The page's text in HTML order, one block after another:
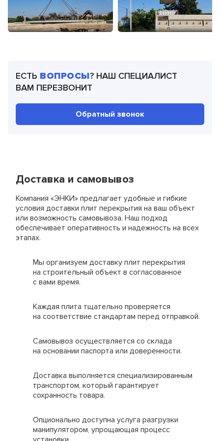
клиенту. Можете
оценить нашу
работу.
на нужных
участках,
обеспечивая
надежность и
устанавливаются
качественное
выполнение
демонстрирует
работу наших
Мы
предлагаем
удобные
ЕСТЬ ВОПРОСЫ? НАШ СПЕЦИАЛИСТ
ВАМ ПЕРЕЗВОНИТ
Обратный звонок
Доставка и самовывоз
Компания «ЭНКИ» предлагает удобные и гибкие
условия доставки плит перекрытия на ваш объект
или возможность самовывоза. Наш подход
обеспечивает оперативность и надежность на всех
этапах.
Мы организуем доставку плит перекрытия
на строительный объект в согласованное
с вами время.
Каждая плита тщательно проверяется
на соответствие стандартам перед отправкой.
Самовывоз осуществляется со склада
на основании паспорта или доверенности.
Доставка выполняется специализированным
транспортом, который гарантирует
сохранность товара.
Опционально доступна услуга разгрузки
манипулятором, упрощающая процесс